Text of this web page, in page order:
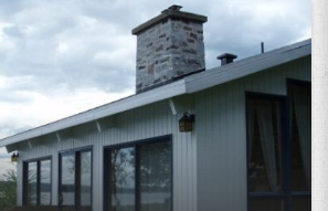
2027
M M J V
S
1
5 6 7
12 13 14
16